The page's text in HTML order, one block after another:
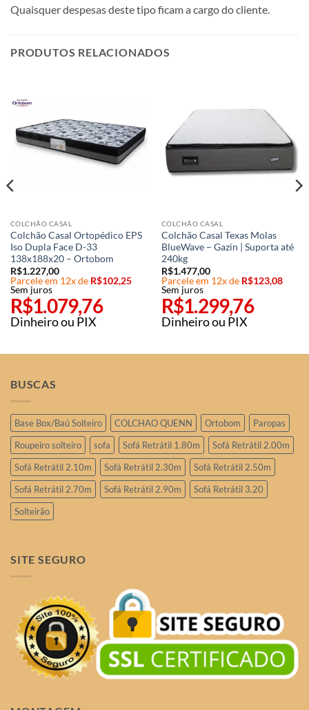
Quaisquer despesas deste tipo ficam a cargo do cliente.
PRODUTOS RELACIONADOS
COLCHÃO CASAL
Colchão Casal Ortopédico EPS
Iso Dupla Face D-33
138x188x20 – Ortobom
R$1.227,00
Parcele em 12x de R$102,25
Sem juros
R$1.079,76
Dinheiro ou PIX
COLCHÃO CASAL
Colchão Casal Texas Molas
BlueWave – Gazin | Suporta até
240kg
R$1.477,00
Parcele em 12x de R$123,08
Sem juros
R$1.299,76
Dinheiro ou PIX
BUSCAS
Base Box/Baú Solteiro COLCHAO QUENN Ortobom
Paropas
Roupeiro solteiro
sofa Sofá Retrátil 1.80m
Sofá Retrátil 2.00m
Sofá Retrátil 2.10m
Sofá Retrátil 2.30m
Sofá Retrátil 2.50m
Sofá Retrátil 2.70m
Sofá Retrátil 2.90m
Sofá Retrátil 3.20
Solteirão
SITE SEGURO